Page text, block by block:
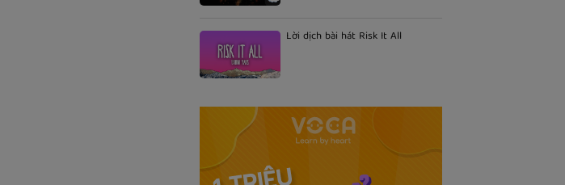
Lời dịch bài hát Risk It All